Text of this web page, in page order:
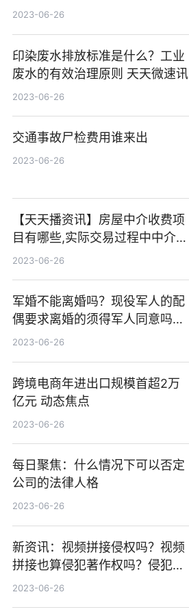
段是什？_全球最资讯
2023-06-26
印染废水排放标准是什么？工业
废水的有效治理原则 天天微速讯
2023-06-26
交通事故尸检费用谁来出
2023-06-26
【天天播资讯】房屋中介收费项
目有哪些,实际交易过程中中介费
怎么收的
2023-06-26
军婚不能离婚吗？现役军人的配
偶要求离婚的须得军人同意吗？
军婚法律规定男方出轨怎么办
2023-06-26
跨境电商年进出口规模首超2万
亿元 动态焦点
2023-06-26
每日聚焦：什么情况下可以否定
公司的法律人格
2023-06-26
新资讯：视频拼接侵权吗？视频
拼接也算侵犯著作权吗？侵犯著
作权的行为要件有几个呢？
2023-06-26